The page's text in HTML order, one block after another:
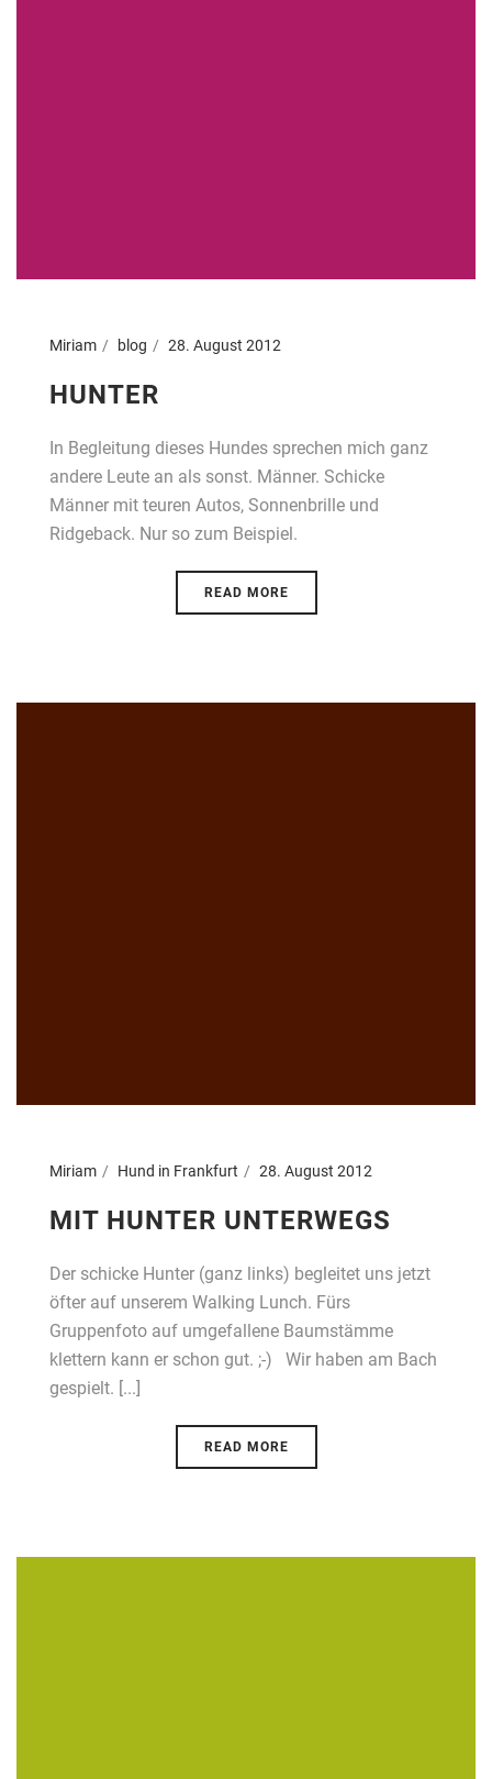
Miriam blog 28. August 2012
HUNTER
In Begleitung dieses Hundes sprechen mich ganz
andere Leute an als sonst. Männer. Schicke
Männer mit teuren Autos, Sonnenbrille und
Ridgeback. Nur so zum Beispiel.
READ MORE
Miriam Hund in Frankfurt 28. August 2012
MIT HUNTER UNTERWEGS
Der schicke Hunter (ganz links) begleitet uns jetzt
öfter auf unserem Walking Lunch. Fürs
Gruppenfoto auf umgefallene Baumstämme
klettern kann er schon gut. ;-) Wir haben am Bach
gespielt. [...]
READ MORE